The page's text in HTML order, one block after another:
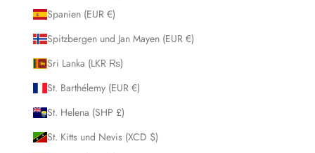
Spanien (EUR €)
Spitzbergen und Jan Mayen (EUR €)
Sri Lanka (LKR ₨)
St. Barthélemy (EUR €)
St. Helena (SHP £)
St. Kitts und Nevis (XCD $)